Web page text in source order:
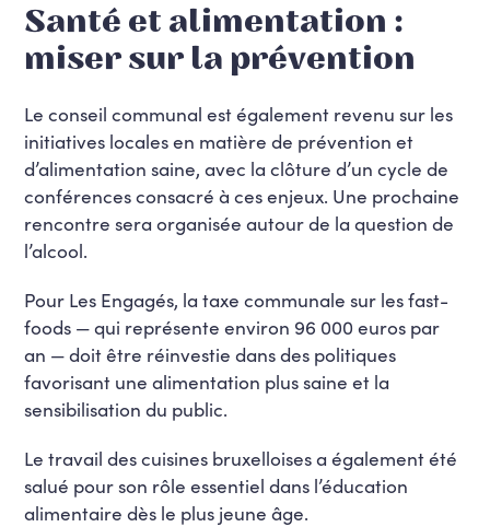
Santé et alimentation :
miser sur la prévention
Le conseil communal est également revenu sur les
initiatives locales en matière de prévention et
d’alimentation saine, avec la clôture d’un cycle de
conférences consacré à ces enjeux. Une prochaine
rencontre sera organisée autour de la question de
l’alcool.
Pour Les Engagés, la taxe communale sur les fast-
foods — qui représente environ 96 000 euros par
an — doit être réinvestie dans des politiques
favorisant une alimentation plus saine et la
sensibilisation du public.
Le travail des cuisines bruxelloises a également été
salué pour son rôle essentiel dans l’éducation
alimentaire dès le plus jeune âge.